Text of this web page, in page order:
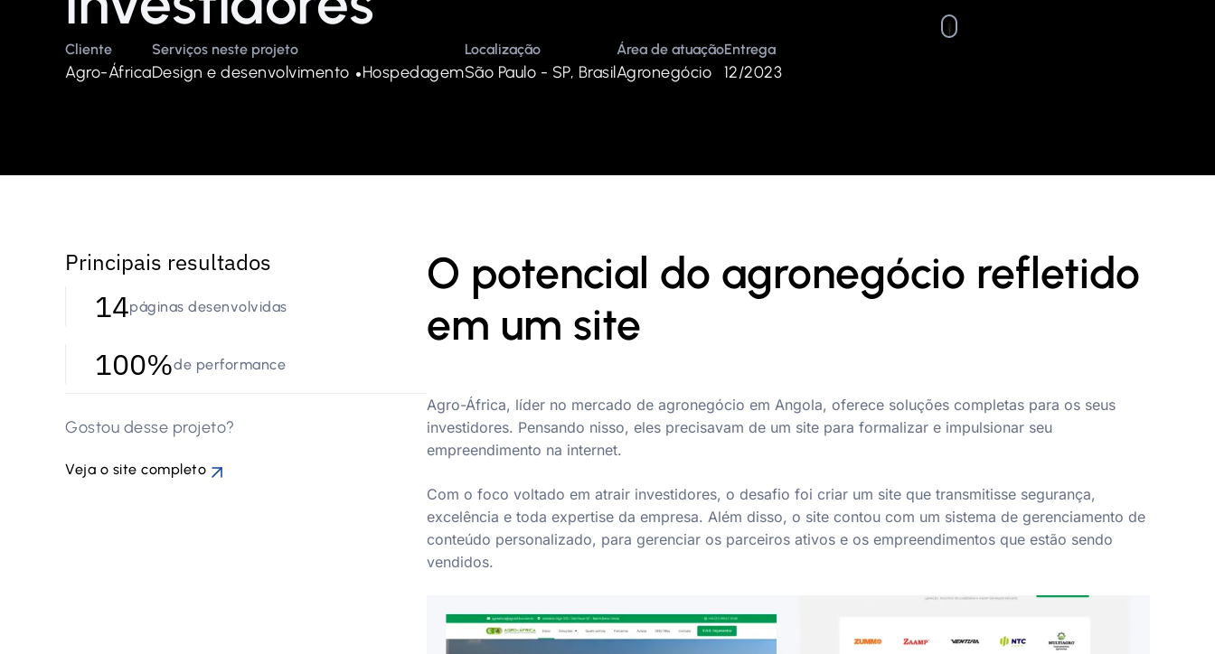
Cliente
Agro-África
Serviços neste projeto
Design e desenvolvimento •Hospedagem
Localização
São Paulo - SP, Brasil
Área de atuação
Agronegócio
Entrega
12/2023
Principais resultados
14páginas desenvolvidas
100%de performance
Gostou desse projeto?
Veja o site completo
O potencial do agronegócio refletido
em um site
Agro-África, líder no mercado de agronegócio em Angola, oferece soluções completas para os seus
investidores. Pensando nisso, eles precisavam de um site para formalizar e impulsionar seu
empreendimento na internet.
Com o foco voltado em atrair investidores, o desafio foi criar um site que transmitisse segurança,
excelência e toda expertise da empresa. Além disso, o site contou com um sistema de gerenciamento de
conteúdo personalizado, para gerenciar os parceiros ativos e os empreendimentos que estão sendo
vendidos.